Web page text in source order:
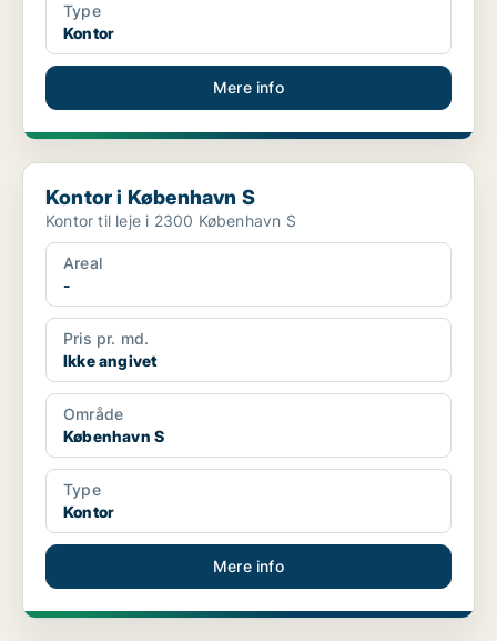
Type
Kontor
Mere info
Kontor i København S
Kontor i København S
Kontor til leje i 2300 København S
Areal
-
Pris pr. md.
Ikke angivet
Område
København S
Type
Kontor
Mere info